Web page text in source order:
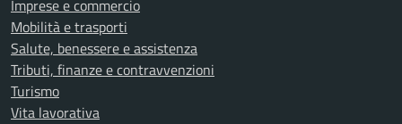
Imprese e commercio
Mobilità e trasporti
Salute, benessere e assistenza
Tributi, finanze e contravvenzioni
Turismo
Vita lavorativa